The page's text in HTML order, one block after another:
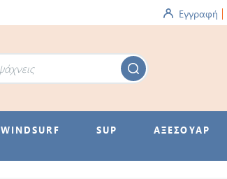
Εγγραφή
WINDSURF SUP ΑΞΕΣΟΥΑΡ